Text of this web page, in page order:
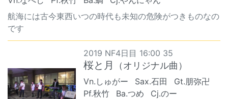
航海には古今東西いつの時代も未知の危険がつきものなの
です
2019 NF4日目 16:00 35
桜と月 （オリジナル曲）
Vn.しゅがー Sax.石田
Gt.朋弥卍
Pf.秋竹
Ba.つめ
Cj.のー